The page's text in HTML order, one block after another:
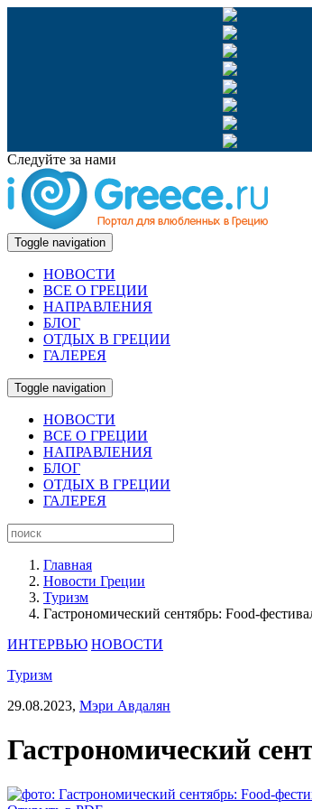
Следуйте за нами
Toggle navigation
НОВОСТИ
ВСЕ О ГРЕЦИИ
НАПРАВЛЕНИЯ
БЛОГ
ОТДЫХ В ГРЕЦИИ
ГАЛЕРЕЯ
Toggle navigation
НОВОСТИ
ВСЕ О ГРЕЦИИ
НАПРАВЛЕНИЯ
БЛОГ
ОТДЫХ В ГРЕЦИИ
ГАЛЕРЕЯ
Главная
Новости Греции
Туризм
Гастрономический сентябрь: Food-
ИНТЕРВЬЮ НОВОСТИ
Туризм
29.08.2023, Мэри Авдалян
Гастрономический